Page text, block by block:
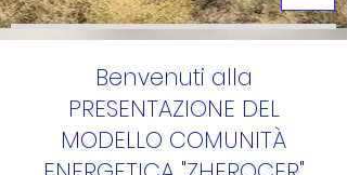
Benvenuti alla
PRESENTAZIONE DEL
MODELLO COMUNITÀ